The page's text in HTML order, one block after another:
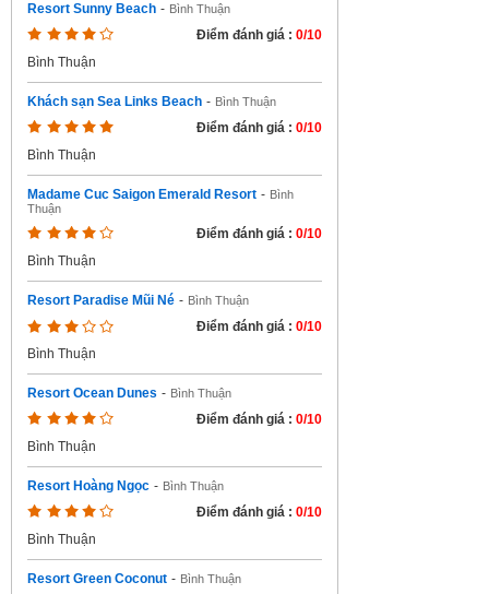
Resort Sunny Beach - Bình Thuận
Điểm đánh giá : 0/10
Bình Thuận
Khách sạn Sea Links Beach - Bình Thuận
Điểm đánh giá : 0/10
Bình Thuận
Madame Cuc Saigon Emerald Resort - Bình
Thuận
Điểm đánh giá : 0/10
Bình Thuận
Resort Paradise Mũi Né - Bình Thuận
Điểm đánh giá : 0/10
Bình Thuận
Resort Ocean Dunes - Bình Thuận
Điểm đánh giá : 0/10
Bình Thuận
Resort Hoàng Ngọc - Bình Thuận
Điểm đánh giá : 0/10
Bình Thuận
Resort Green Coconut - Bình Thuận